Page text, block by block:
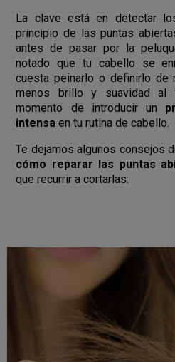
La clave está en detectar
principio de las puntas
antes de pasar por la
notado que tu cabello se
cuesta peinarlo o definirlo de
menos brillo y suavidad al
momento de introducir un
intensa en tu rutina de cabello.
Te dejamos algunos consejos
cómo reparar las puntas
que recurrir a cortarlas: